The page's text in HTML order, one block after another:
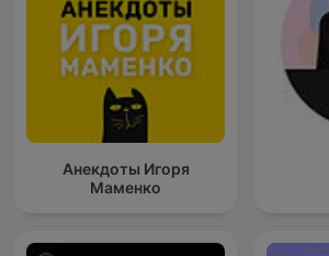
Анекдоты Игоря
Маменко